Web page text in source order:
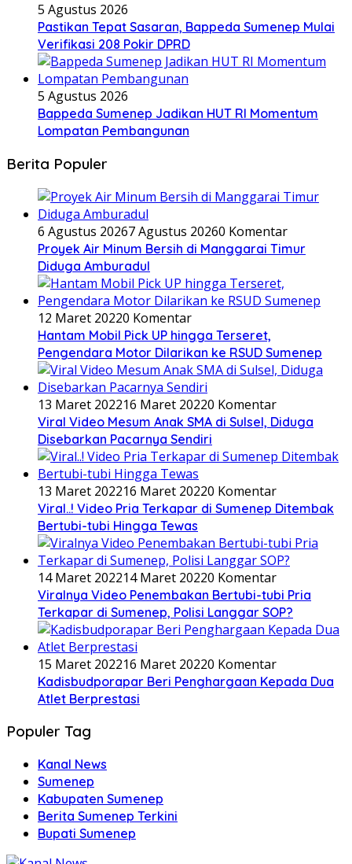
5 Agustus 2026
Pastikan Tepat Sasaran, Bappeda Sumenep Mulai
Verifikasi 208 Pokir DPRD
5 Agustus 2026
Bappeda Sumenep Jadikan HUT RI Momentum
Lompatan Pembangunan
Berita Populer
6 Agustus 20267 Agustus 20260 Komentar
Proyek Air Minum Bersih di Manggarai Timur
Diduga Amburadul
12 Maret 20220 Komentar
Hantam Mobil Pick UP hingga Terseret,
Pengendara Motor Dilarikan ke RSUD Sumenep
13 Maret 202216 Maret 20220 Komentar
Viral Video Mesum Anak SMA di Sulsel, Diduga
Disebarkan Pacarnya Sendiri
13 Maret 202216 Maret 20220 Komentar
Viral..! Video Pria Terkapar di Sumenep Ditembak
Bertubi-tubi Hingga Tewas
14 Maret 202214 Maret 20220 Komentar
Viralnya Video Penembakan Bertubi-tubi Pria
Terkapar di Sumenep, Polisi Langgar SOP?
15 Maret 202216 Maret 20220 Komentar
Kadisbudporapar Beri Penghargaan Kepada Dua
Atlet Berprestasi
Populer Tag
Kanal News
Sumenep
Kabupaten Sumenep
Berita Sumenep Terkini
Bupati Sumenep